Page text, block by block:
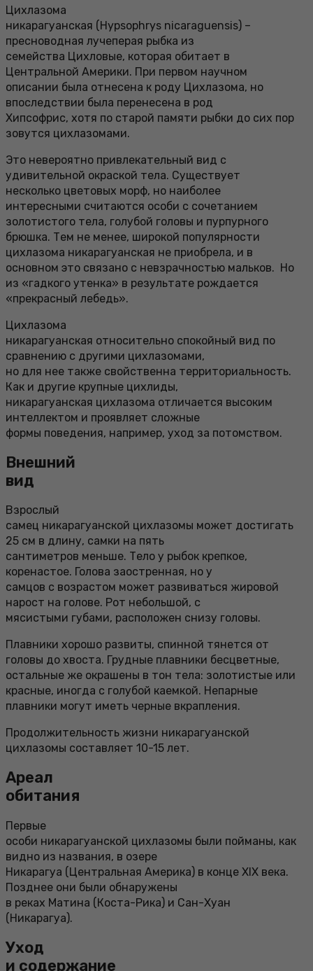
Цихлазома
никарагуанская (Hypsophrys nicaraguensis) –
пресноводная лучеперая рыбка из
семейства Цихловые, которая обитает в
Центральной Америки. При первом научном
описании была отнесена к роду Цихлазома, но
впоследствии была перенесена в род
Хипсофрис, хотя по старой памяти рыбки до сих пор
зовутся цихлазомами.
Это невероятно привлекательный вид с
удивительной окраской тела. Существует
несколько цветовых морф, но наиболее
интересными считаются особи с сочетанием
золотистого тела, голубой головы и пурпурного
брюшка. Тем не менее, широкой популярности
цихлазома никарагуанская не приобрела, и в
основном это связано с невзрачностью мальков. Но
из «гадкого утенка» в результате рождается
«прекрасный лебедь».
Цихлазома
никарагуанская относительно спокойный вид по
сравнению с другими цихлазомами,
но для нее также свойственна территориальность.
Как и другие крупные цихлиды,
никарагуанская цихлазома отличается высоким
интеллектом и проявляет сложные
формы поведения, например, уход за потомством.
Внешний
вид
Взрослый
самец никарагуанской цихлазомы может достигать
25 см в длину, самки на пять
сантиметров меньше. Тело у рыбок крепкое,
коренастое. Голова заостренная, но у
самцов с возрастом может развиваться жировой
нарост на голове. Рот небольшой, с
мясистыми губами, расположен снизу головы.
Плавники хорошо развиты, спинной тянется от
головы до хвоста. Грудные плавники бесцветные,
остальные же окрашены в тон тела: золотистые или
красные, иногда с голубой каемкой. Непарные
плавники могут иметь черные вкрапления.
Продолжительность жизни никарагуанской
цихлазомы составляет 10-15 лет.
Ареал
обитания
Первые
особи никарагуанской цихлазомы были пойманы, как
видно из названия, в озере
Никарагуа (Центральная Америка) в конце XIX века.
Позднее они были обнаружены
в реках Матина (Коста-Рика) и Сан-Хуан
(Никарагуа).
Уход
и содержание